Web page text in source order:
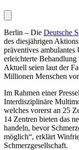
Berlin – Die Deutsche
des diesjährigen
präventives ambulantes
erleichterte
Aktuell seien laut der
Millionen Menschen
Im Rahmen einer
Interdisziplinäre
welches vorerst an 25
14 Zentren bieten das
handeln, bevor
möglich“, erklärt
Schmerzgesellschaft.